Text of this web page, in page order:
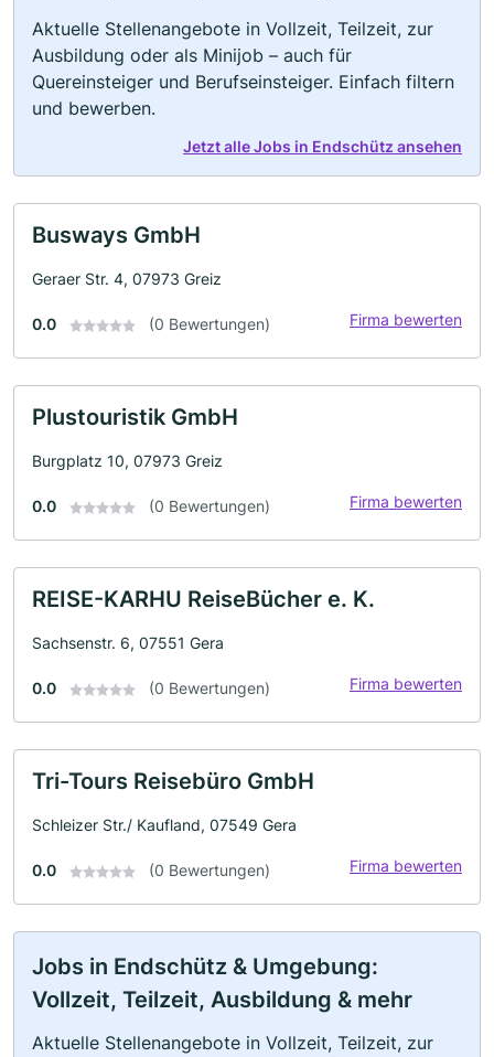
Aktuelle Stellenangebote in Vollzeit, Teilzeit, zur
Ausbildung oder als Minijob – auch für
Quereinsteiger und Berufseinsteiger. Einfach filtern
und bewerben.
Jetzt alle Jobs in Endschütz ansehen
Busways GmbH
Geraer Str. 4, 07973 Greiz
0.0 (0 Bewertungen) Firma bewerten
Plustouristik GmbH
Burgplatz 10, 07973 Greiz
0.0 (0 Bewertungen) Firma bewerten
REISE-KARHU ReiseBücher e. K.
Sachsenstr. 6, 07551 Gera
0.0 (0 Bewertungen) Firma bewerten
Tri-Tours Reisebüro GmbH
Schleizer Str./ Kaufland, 07549 Gera
0.0 (0 Bewertungen) Firma bewerten
Jobs in Endschütz & Umgebung:
Vollzeit, Teilzeit, Ausbildung & mehr
Aktuelle Stellenangebote in Vollzeit, Teilzeit, zur